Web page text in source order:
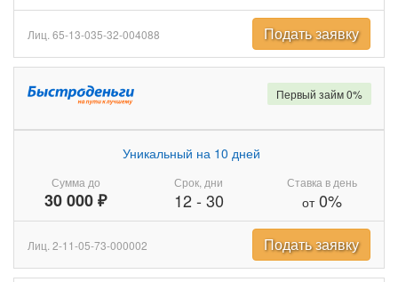
Лиц. 65-13-035-32-004088 Подать заявку
Сумма до
30 000 ₽
Уникальный на 10 дней
Срок, дни
12- 30
Ставка в день
от0%
Первый займ 0%
Лиц. 2-11-05-73-000002 Подать заявку